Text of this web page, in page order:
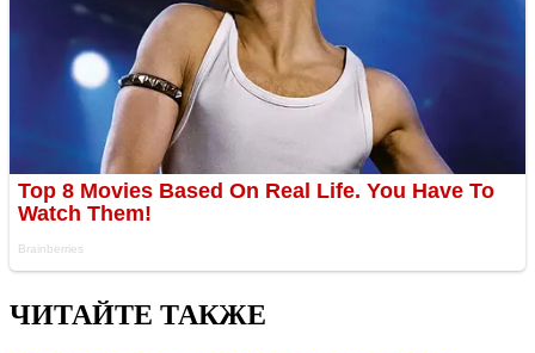
ЧИТАЙТЕ ТАКЖЕ